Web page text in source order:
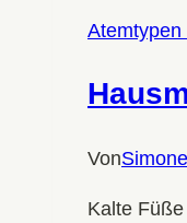
Atemtypen
VonSimone
Kalte